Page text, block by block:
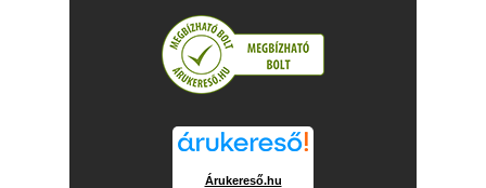
Árukereső.hu